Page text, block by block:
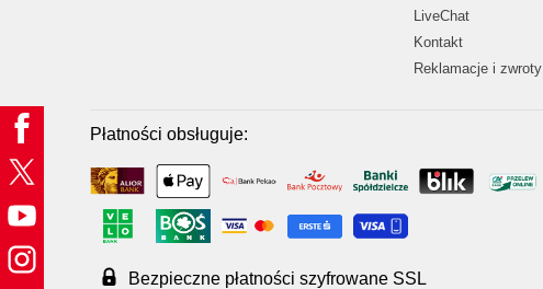
LiveChat
Kontakt
Reklamacje i zwroty
Płatności obsługuje:
Bezpieczne płatności szyfrowane SSL